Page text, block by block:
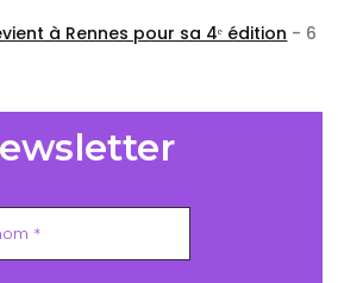
à Rennes pour sa 4ᵉ édition - 6